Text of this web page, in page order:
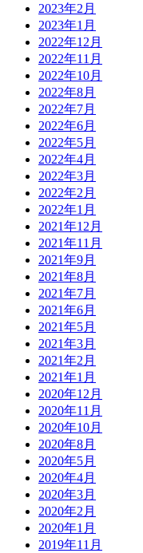
2023年2月
2023年1月
2022年12月
2022年11月
2022年10月
2022年8月
2022年7月
2022年6月
2022年5月
2022年4月
2022年3月
2022年2月
2022年1月
2021年12月
2021年11月
2021年9月
2021年8月
2021年7月
2021年6月
2021年5月
2021年3月
2021年2月
2021年1月
2020年12月
2020年11月
2020年10月
2020年8月
2020年5月
2020年4月
2020年3月
2020年2月
2020年1月
2019年11月